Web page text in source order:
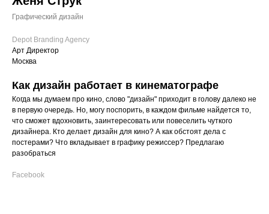
Графический дизайн
Depot Branding Agency
Арт Директор
Москва
Как дизайн работает в кинематографе
Когда мы думаем про кино, слово "дизайн" приходит в голову далеко не
в первую очередь. Но, могу поспорить, в каждом фильме найдется то,
что сможет вдохновить, заинтересовать или повеселить чуткого
дизайнера. Кто делает дизайн для кино? А как обстоят дела с
постерами? Что вкладывает в графику режиссер? Предлагаю
разобраться
Facebook